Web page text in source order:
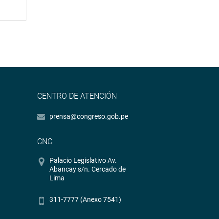
CENTRO DE ATENCIÓN
prensa@congreso.gob.pe
CNC
Palacio Legislativo Av.
Abancay s/n. Cercado de
Lima
311-7777 (Anexo 7541)